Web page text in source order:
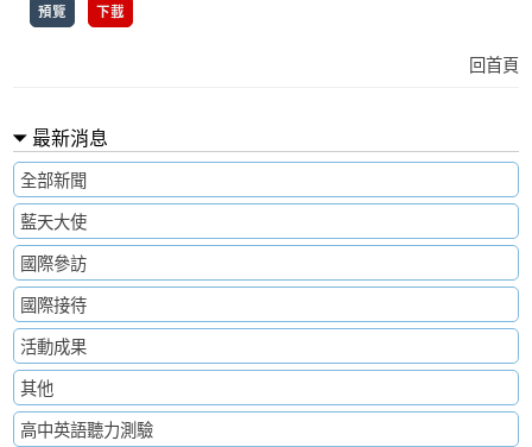
預覽 下載
回首頁
最新消息
全部新聞
藍天大使
國際參訪
國際接待
活動成果
其他
高中英語聽力測驗